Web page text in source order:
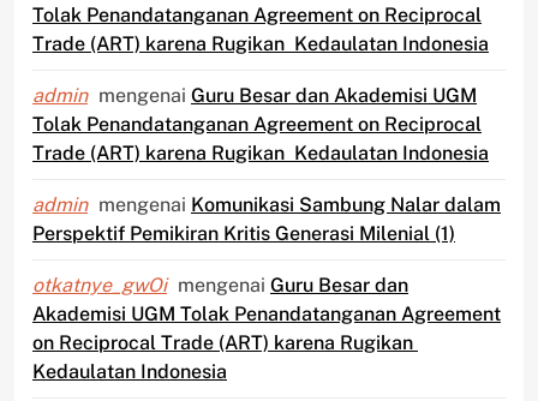
Tolak Penandatanganan Agreement on Reciprocal
Trade (ART) karena Rugikan Kedaulatan Indonesia
admin mengenai Guru Besar dan Akademisi UGM
Tolak Penandatanganan Agreement on Reciprocal
Trade (ART) karena Rugikan Kedaulatan Indonesia
admin mengenai Komunikasi Sambung Nalar dalam
Perspektif Pemikiran Kritis Generasi Milenial (1)
otkatnye_gwOi mengenai Guru Besar dan
Akademisi UGM Tolak Penandatanganan Agreement
on Reciprocal Trade (ART) karena Rugikan
Kedaulatan Indonesia